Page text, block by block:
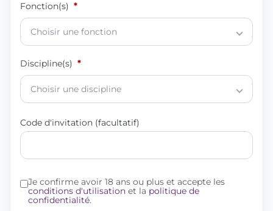
Fonction(s) *
Discipline(s) *
Code d'invitation (facultatif)
Je confirme avoir 18 ans ou plus et accepte les
conditions d'utilisation et la politique de
confidentialité.